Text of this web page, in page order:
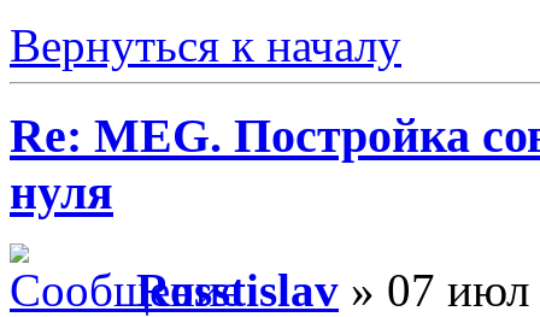
Вернуться к началу
Re: MEG. Постройка
нуля
Rosstislav » 07 июл